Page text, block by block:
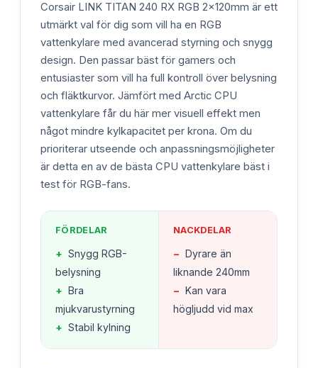
Corsair LINK TITAN 240 RX RGB 2x120mm är ett
utmärkt val för dig som vill ha en RGB
vattenkylare med avancerad styrning och snygg
design. Den passar bäst för gamers och
entusiaster som vill ha full kontroll över belysning
och fläktkurvor. Jämfört med Arctic CPU
vattenkylare får du här mer visuell effekt men
något mindre kylkapacitet per krona. Om du
prioriterar utseende och anpassningsmöjligheter
är detta en av de bästa CPU vattenkylare bäst i
test för RGB-fans.
FÖRDELAR
+ Snygg RGB-
belysning
+ Bra
mjukvarustyrning
+ Stabil kylning
NACKDELAR
− Dyrare än
liknande 240mm
− Kan vara
högljudd vid max